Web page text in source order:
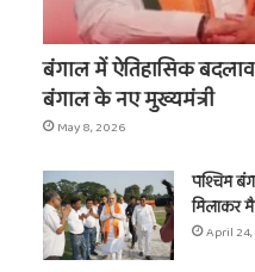
बंगाल में ऐतिहासिक
बंगाल के नए मुख्यमंत्री
May 8, 2026
पश्चिम
मिलाकर
April